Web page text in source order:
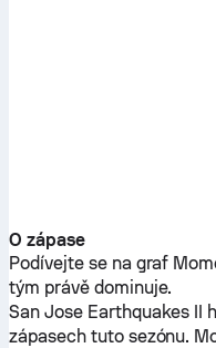
O zápase
Podívejte se na graf
tým právě dominuje.
San Jose Earthquakes II
zápasech tuto sezónu.